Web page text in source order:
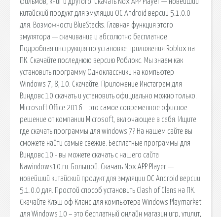
китайский продукт для эмуляции ОС Android версии 5.1.0.0
для. Возможности BlueStacks. Главная функция этого
эмулятора — скачивание и абсолютно бесплатное.
Подробная инструкция по установке приложения Roblox на
ПК. Скачайте последнюю версию Роблокс. Мы знаем как
установить программу Одноклассники на компьютер
Windows 7, 8, 10. Скачайте. Приложение Инстаграм для
Виндовс 10 скачать и установить официально можно только.
Microsoft Office 2016 – это самое современное офисное
решение от компании Microsoft, включающее в себя. Ищите
где скачать программы для windows 7? На нашем сайте вы
сможете найти самые свежие. Бесплатные программы для
Виндовс 10 - вы можете скачать с нашего сайта
Nawindows10.ru. Большой. Скачать Nox APP Player —
новейший китайский продукт для эмуляции ОС Android версии
5.1.0.0 для. Простой способ установить Clash of Clans на ПК.
Скачайте Клэш оф Кланс для компьютера Windows Playmarket
для Windows 10 – это бесплатный онлайн магазин игр, утилит,